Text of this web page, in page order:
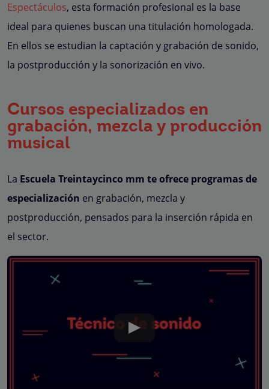
Espectáculos, esta formación profesional es la base
ideal para quienes buscan una titulación homologada.
En ellos se estudian la captación y grabación de sonido,
la postproducción y la sonorización en vivo.
Cursos especializados en
grabación, mezcla y producción
musical
La Escuela Treintaycinco mm te ofrece programas de
especialización en grabación, mezcla y
postproducción, pensados para la inserción rápida en
el sector.